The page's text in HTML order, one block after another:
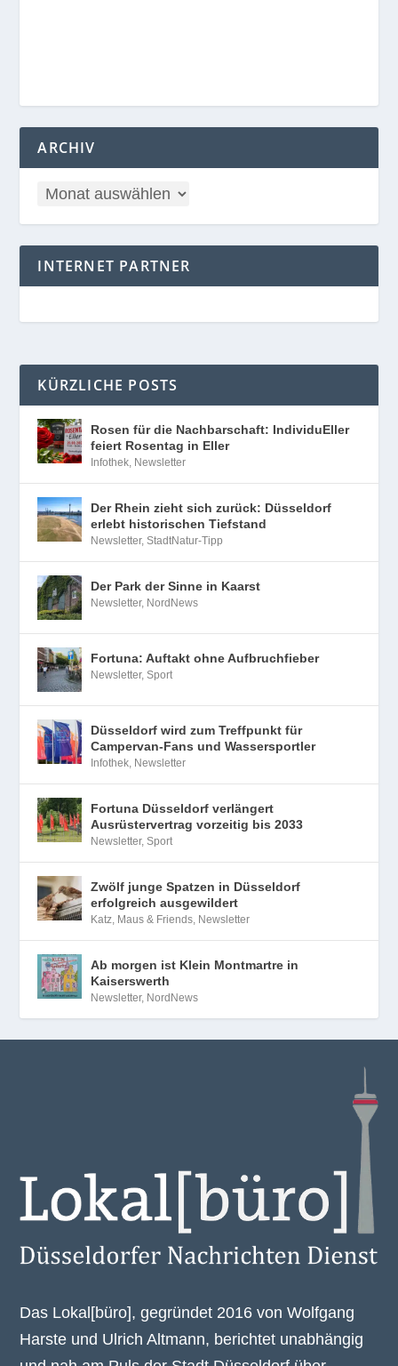
ARCHIV
INTERNET PARTNER
KÜRZLICHE POSTS
Rosen für die Nachbarschaft: IndividuEller
feiert Rosentag in Eller
Infothek, Newsletter
Der Rhein zieht sich zurück: Düsseldorf
erlebt historischen Tiefstand
Newsletter,StadtNatur-Tipp
Der Park der Sinne in Kaarst
Newsletter, NordNews
Fortuna: Auftakt ohne Aufbruchfieber
Newsletter,Sport
Düsseldorf wird zum Treffpunkt für
Campervan-Fans und Wassersportler
Infothek, Newsletter
Fortuna Düsseldorf verlängert
Ausrüstervertrag vorzeitig bis 2033
Newsletter,Sport
Zwölf junge Spatzen in Düsseldorf
erfolgreich ausgewildert
Katz, Maus & Friends, Newsletter
Ab morgen ist Klein Montmartre in
Kaiserswerth
Newsletter, NordNews
Das Lokal[büro], gegründet 2016 von Wolfgang
Harste und Ulrich Altmann, berichtet unabhängig